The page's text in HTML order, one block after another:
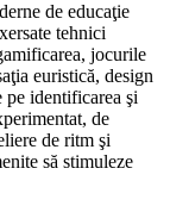
de educaţie
tehnici
jocurile
euristică, design
identificarea şi
de
de ritm şi
să stimuleze